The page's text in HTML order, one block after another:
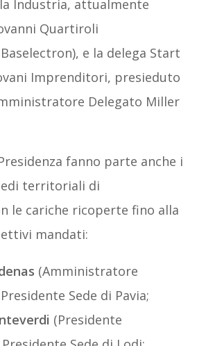
Industria, attualmente
Quartiroli
e la delega Start
Imprenditori, presieduto
Delegato Miller
fanno parte anche i
territoriali di
le cariche ricoperte fino alla
mandati:
(Amministratore
Sede di Pavia;
(Presidente